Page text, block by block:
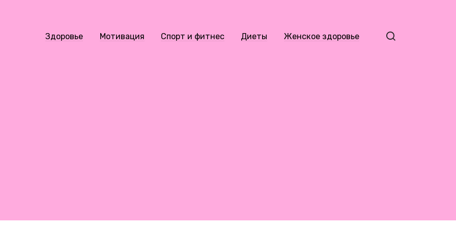
Здоровье Мотивация Спорт и фитнес Диеты Женское здоровье